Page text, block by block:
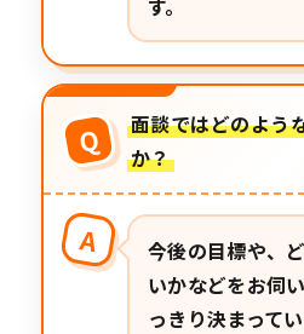
Q
面談ではどのよう
か？
A
今後の目標や、
いかなどをお伺
っきり決まって